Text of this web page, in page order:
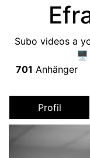
Subo videos a
🖥
701 Anhänger
Profil